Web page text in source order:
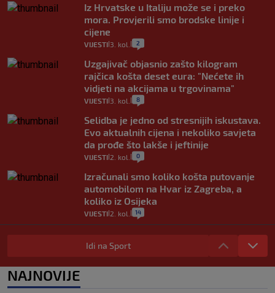
Iz Hrvatske u Italiju može se i preko
mora. Provjerili smo brodske linije i
cijene
VIJESTI 3. kol. 2
Uzgajivač objasnio zašto kilogram
rajčica košta deset eura: "Nećete ih
vidjeti na akcijama u trgovinama"
VIJESTI 3. kol. 8
Selidba je jedno od stresnijih iskustava.
Evo aktualnih cijena i nekoliko savjeta
da prođe što lakše i jeftinije
VIJESTI 2. kol. 0
Izračunali smo koliko košta putovanje
automobilom na Hvar iz Zagreba, a
koliko iz Osijeka
VIJESTI 2. kol. 14
"Kći je otišla na more, a zaboravila
zdravstvenu iskaznicu". Kakva su prava
pacijenata izvan mjesta prebivališta?
VIJESTI 1. kol. 1
Idi na Sport
NAJNOVIJE